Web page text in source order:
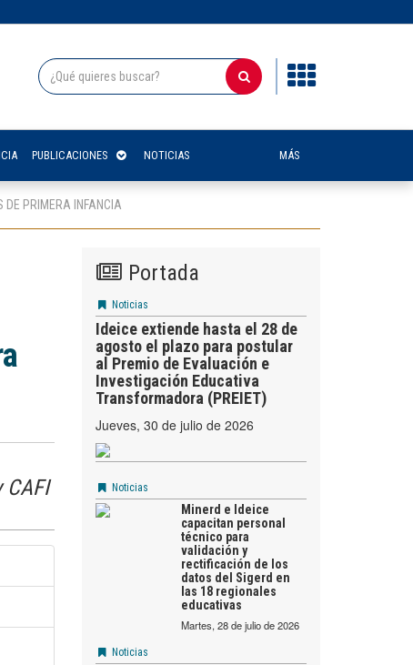
PUBLICACIONES NOTICIAS MÁS
DE PRIMERA INFANCIA
Portada
Noticias
Ideice extiende hasta el 28 de
agosto el plazo para postular
al Premio de Evaluación e
Investigación Educativa
Transformadora (PREIET)
jueves, 30 de julio de 2026
Noticias
Minerd e Ideice
capacitan personal
técnico para
validación y
rectificación de los
datos del Sigerd en
las 18 regionales
educativas
martes, 28 de julio de 2026
Noticias